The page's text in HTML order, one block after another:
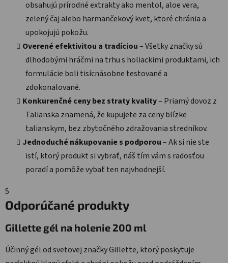
obsahujú prírodné extrakty ako mentol, aloe vera,
zelený čaj alebo harmančekový kvet, ktoré chránia a
upokojujú pokožu.
Overené efektivitou a tradíciou– Všetky značky sú
dlhodobými hráčmi na trhu s holiackimi produktami, ich
formulácie boli tisícnásobne testované a
zdokonalované.
Konkurenčné ceny bez straty kvality– Priamý dovoz z
Talianska znamená, že kupujete za ceny blízke
talianskym, bez zbytočného zdražovania stredníkov.
Jednoduché nákupovanie s podporou– Ak si nie ste
istí, ktorý produkt si vybrať, náš tím vám s radosťou
poradí a pomôže vybať ten najvhodnejší.
5
Odporúčané produkty
Gillette gél na holenie 200 ml
Účinný gél od svetovej značky Gillette, ktorý poskytuje